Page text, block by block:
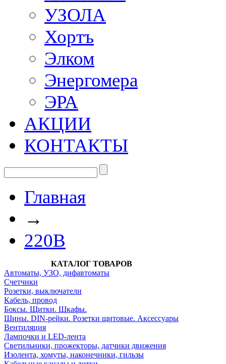
УЗОЛА
Хортъ
Элком
Энергомера
ЭРА
АКЦИИ
КОНТАКТЫ
Главная
→
220В
КАТАЛОГ ТОВАРОВ
Автоматы, УЗО, дифавтоматы
Счетчики
Розетки, выключатели
Кабель, провод
Боксы. Щитки. Шкафы.
Шины. DIN-рейки. Розетки щитовые. Аксессуары
Вентиляция
Лампочки и LED-лента
Светильники, прожекторы, датчики движения
Изолента, хомуты, наконечники, гильзы